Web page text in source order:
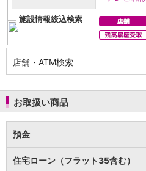
ローン
住宅ローン
新規お借入れの方
お借換えの方
フラット35
リ・バース60
カードローン
目的別ローンマイページ
保険
保険TOP
店舗・ATM検索
お取扱い商品
預金
住宅ローン（フラット35含む）